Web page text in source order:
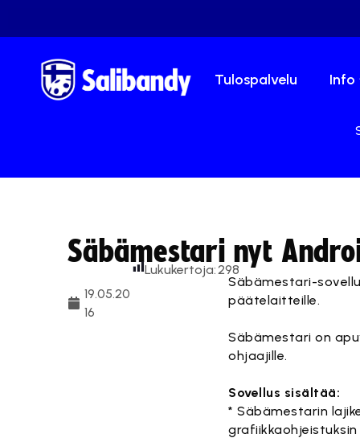
Tulospalvelu Info
Säbämestari nyt
19.05.20
16
Lukukertoja:298
Säbämestari-
päätelaitteille.
Säbämestari on
ohjaajille.
Sovellus sisältää:
* Säbämestarin
grafiikkaohjeistuksin